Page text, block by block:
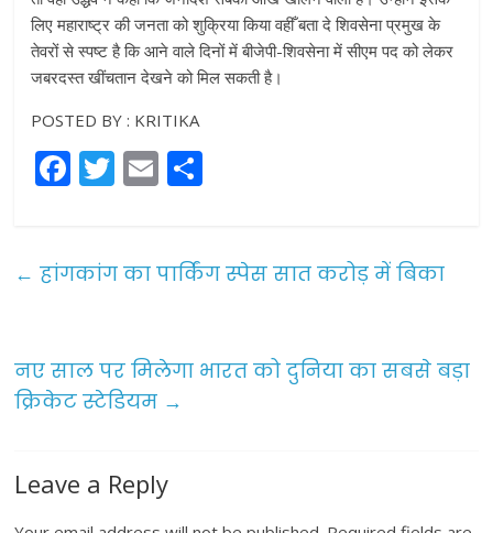
लिए महाराष्ट्र की जनता को शुक्रिया किया वहीँ बता दे शिवसेना प्रमुख के
तेवरों से स्पष्ट है कि आने वाले दिनों में बीजेपी-शिवसेना में सीएम पद को लेकर
जबरदस्त खींचतान देखने को मिल सकती है।
POSTED BY : KRITIKA
F
a
e
o
k
T
w
er
E
m
l e
← हांगकांग का पार्किंग स्पेस सात करोड़ में बिका
नए साल पर मिलेगा भारत को दुनिया का सबसे बड़ा
क्रिकेट स्टेडियम →
Leave a Reply